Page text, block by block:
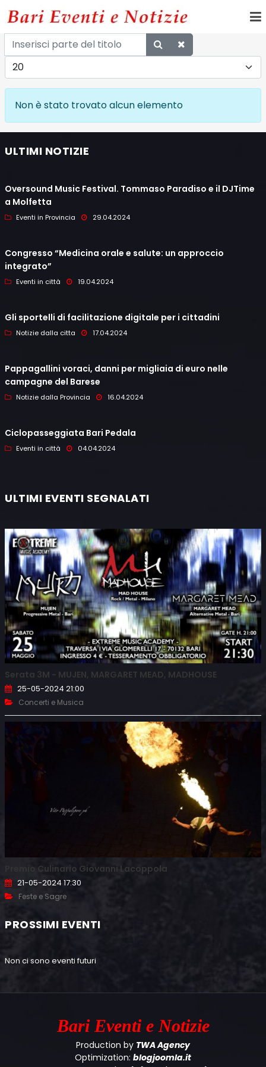
Inserisci
parte
del
titolo
Visualizza #
Info
Non è stato trovato alcun elemento
ULTIMI NOTIZIE
Oversound Music Festival. Tommaso Paradiso e il DJTime
a Molfetta
Eventi in Provincia 29.04.2024
Congresso “Medicina orale e salute: un approccio
integrato”
Eventi in città 19.04.2024
Gli sportelli di facilitazione digitale per i cittadini
Notizie dalla citta 17.04.2024
Pappagallini voraci, danni per migliaia di euro nelle
campagne del Barese
Notizie dalla Provincia 16.04.2024
Ciclopasseggiata Bari Pedala
Eventi in città 04.04.2024
ULTIMI EVENTI SEGNALATI
Serata 3M - MUJEN, MARGARET MEAD, MADHOUSE
25-05-2024 21:00
Concerti e Musica
Premio Culinario Giovanni Lacoppola
21-05-2024 17:30
Feste e Sagre
PROSSIMI EVENTI
Non ci sono eventi futuri
Bari Eventi e Notizie
Production by TWA Agency
Optimization: blogjoomla.it